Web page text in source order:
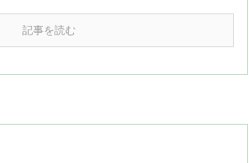
記事を読む